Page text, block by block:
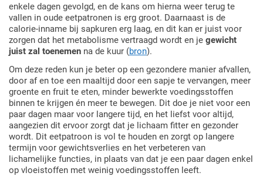
enkele dagen gevolgd, en de kans om hierna weer terug te
vallen in oude eetpatronen is erg groot. Daarnaast is de
calorie-inname bij sapkuren erg laag, en dit kan er juist voor
zorgen dat het metabolisme vertraagd wordt en je gewicht
juist zal toenemen na de kuur (bron).
Om deze reden kun je beter op een gezondere manier afvallen,
door af en toe een maaltijd door een sapje te vervangen, meer
groente en fruit te eten, minder bewerkte voedingsstoffen
binnen te krijgen én meer te bewegen. Dit doe je niet voor een
paar dagen maar voor langere tijd, en het liefst voor altijd,
aangezien dit ervoor zorgt dat je lichaam fitter en gezonder
wordt. Dit eetpatroon is vol te houden en zorgt op langere
termijn voor gewichtsverlies en het verbeteren van
lichamelijke functies, in plaats van dat je een paar dagen enkel
op vloeistoffen met weinig voedingsstoffen leeft.